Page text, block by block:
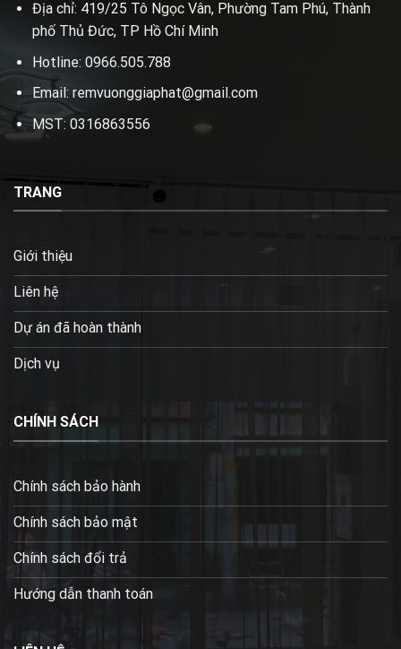
Địa chỉ: 419/25 Tô Ngọc Vân, Phường Tam Phú, Thành
phố Thủ Đức, TP Hồ Chí Minh
Hotline: 0966.505.788
Email: remvuonggiaphat@gmail.com
MST: 0316863556
TRANG
Giới thiệu
Liên hệ
Dự án đã hoàn thành
Dịch vụ
CHÍNH SÁCH
Chính sách bảo hành
Chính sách bảo mật
Chính sách đổi trả
Hướng dẫn thanh toán